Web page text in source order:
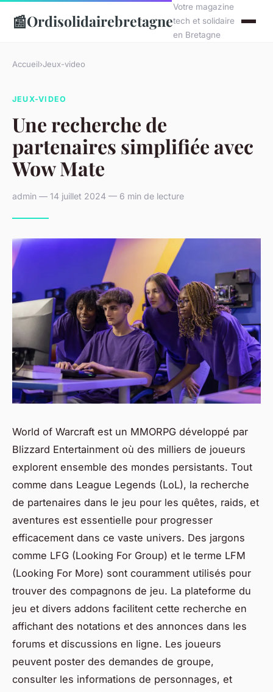
📰Ordisolidairebretagne
Votre magazine
tech et solidaire
en Bretagne
Accueil›Jeux-video
JEUX-VIDEO
Une recherche de
partenaires simplifiée avec
Wow Mate
admin — 14 juillet 2024 — 6 min de lecture
World of Warcraft est un MMORPG développé par
Blizzard Entertainment où des milliers de joueurs
explorent ensemble des mondes persistants. Tout
comme dans League Legends (LoL), la recherche
de partenaires dans le jeu pour les quêtes, raids, et
aventures est essentielle pour progresser
efficacement dans ce vaste univers. Des jargons
comme LFG (Looking For Group) et le terme LFM
(Looking For More) sont couramment utilisés pour
trouver des compagnons de jeu. La plateforme du
jeu et divers addons facilitent cette recherche en
affichant des notations et des annonces dans les
forums et discussions en ligne. Les joueurs
peuvent poster des demandes de groupe,
consulter les informations de personnages, et